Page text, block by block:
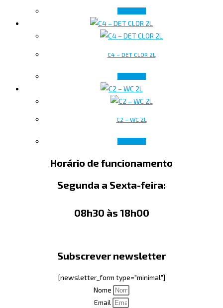
C4 – DET CLOR 2L
C2 – WC 2L
Horário de funcionamento
Segunda a Sexta-feira:
08h30 às 18h00
Subscrever newsletter
[newsletter_form type="minimal"]
Nome
Email